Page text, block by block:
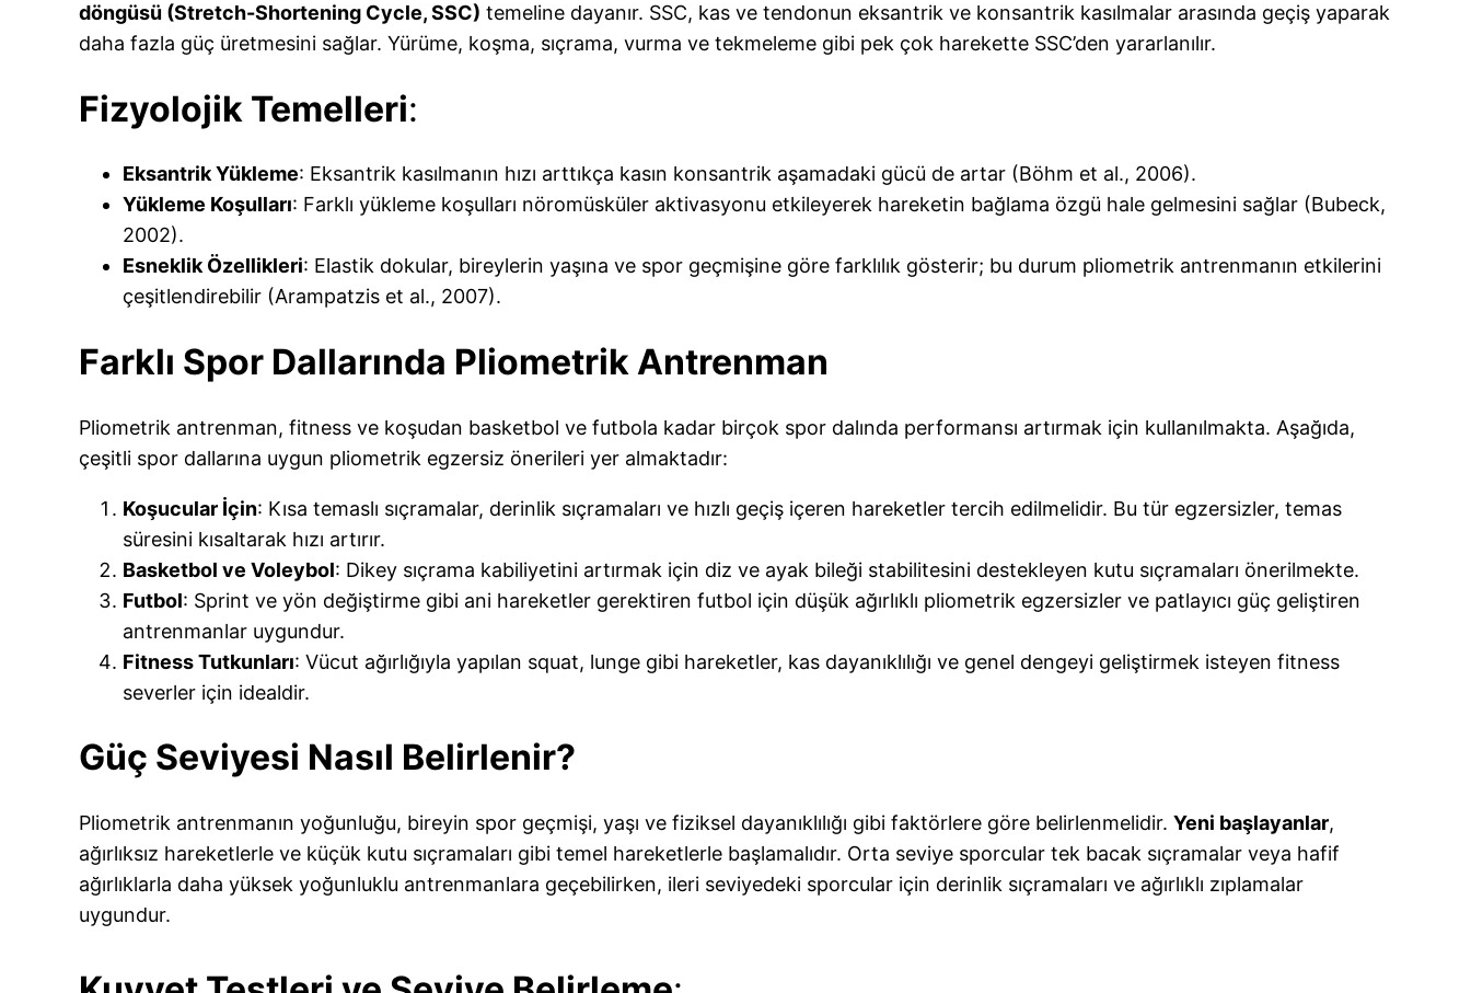
döngüsü (Stretch-Shortening Cycle, SSC) temeline dayanır. SSC, kas ve tendonun eksantrik ve konsantrik kasılmalar arasında geçiş yaparak
daha fazla güç üretmesini sağlar. Yürüme, koşma, sıçrama, vurma ve tekmeleme gibi pek çok harekette SSC’den yararlanılır.
Fizyolojik Temelleri:
Eksantrik Yükleme: Eksantrik kasılmanın hızı arttıkça kasın konsantrik aşamadaki gücü de artar (Böhm et al., 2006).
Yükleme Koşulları: Farklı yükleme koşulları nöromüsküler aktivasyonu etkileyerek hareketin bağlama özgü hale gelmesini sağlar (Bubeck,
2002).
Esneklik Özellikleri: Elastik dokular, bireylerin yaşına ve spor geçmişine göre farklılık gösterir; bu durum pliometrik antrenmanın etkilerini
çeşitlendirebilir (Arampatzis et al., 2007).
Farklı Spor Dallarında Pliometrik Antrenman
Pliometrik antrenman, fitness ve koşudan basketbol ve futbola kadar birçok spor dalında performansı artırmak için kullanılmakta. Aşağıda,
çeşitli spor dallarına uygun pliometrik egzersiz önerileri yer almaktadır:
Koşucular İçin: Kısa temaslı sıçramalar, derinlik sıçramaları ve hızlı geçiş içeren hareketler tercih edilmelidir. Bu tür egzersizler, temas
süresini kısaltarak hızı artırır.
Basketbol ve Voleybol: Dikey sıçrama kabiliyetini artırmak için diz ve ayak bileği stabilitesini destekleyen kutu sıçramaları önerilmekte.
Futbol: Sprint ve yön değiştirme gibi ani hareketler gerektiren futbol için düşük ağırlıklı pliometrik egzersizler ve patlayıcı güç geliştiren
antrenmanlar uygundur.
Fitness Tutkunları: Vücut ağırlığıyla yapılan squat, lunge gibi hareketler, kas dayanıklılığı ve genel dengeyi geliştirmek isteyen fitness
severler için idealdir.
Güç Seviyesi Nasıl Belirlenir?
Pliometrik antrenmanın yoğunluğu, bireyin spor geçmişi, yaşı ve fiziksel dayanıklılığı gibi faktörlere göre belirlenmelidir. Yeni başlayanlar,
ağırlıksız hareketlerle ve küçük kutu sıçramaları gibi temel hareketlerle başlamalıdır. Orta seviye sporcular tek bacak sıçramalar veya hafif
ağırlıklarla daha yüksek yoğunluklu antrenmanlara geçebilirken, ileri seviyedeki sporcular için derinlik sıçramaları ve ağırlıklı zıplamalar
uygundur.